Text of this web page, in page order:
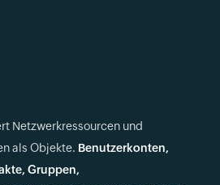
Netzwerkressourcen und
als Objekte. Benutzerkonten,
Gruppen,